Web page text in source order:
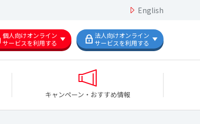
English
個人向けオンライン
サービスを利用する
法人向けオンライン
サービスを利用する
キャンペーン・おすすめ情報